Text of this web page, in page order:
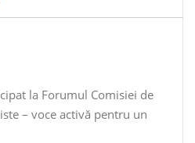
la Forumul Comisiei de
– voce activă pentru un